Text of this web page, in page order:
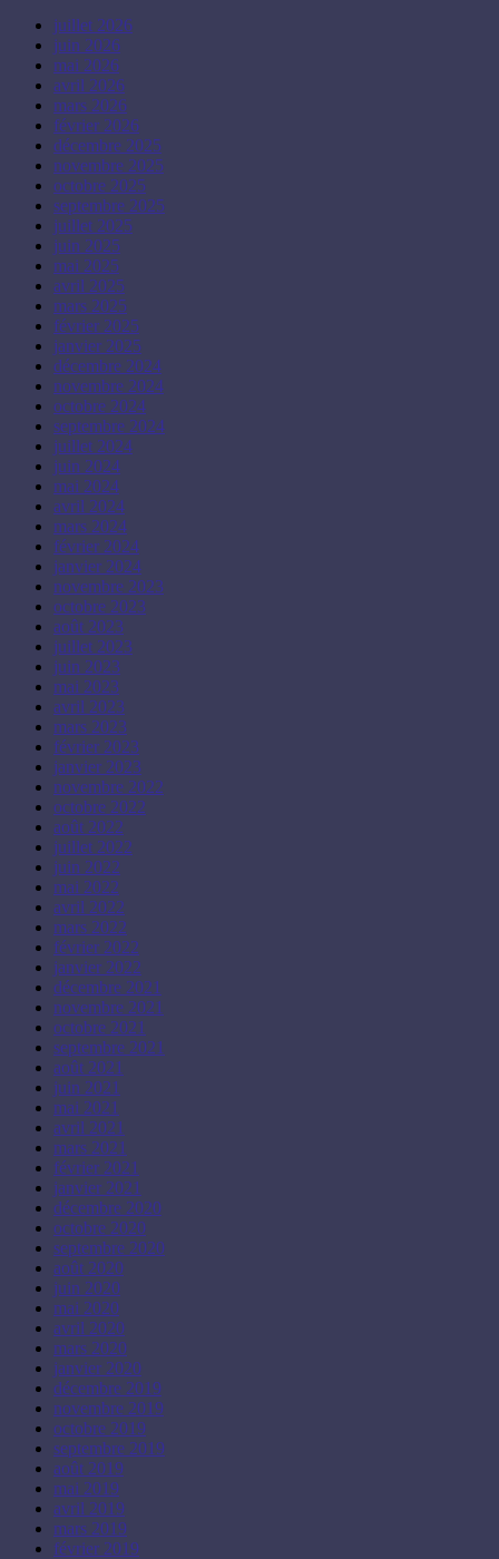
juillet 2026
juin 2026
mai 2026
avril 2026
mars 2026
février 2026
décembre 2025
novembre 2025
octobre 2025
septembre 2025
juillet 2025
juin 2025
mai 2025
avril 2025
mars 2025
février 2025
janvier 2025
décembre 2024
novembre 2024
octobre 2024
septembre 2024
juillet 2024
juin 2024
mai 2024
avril 2024
mars 2024
février 2024
janvier 2024
novembre 2023
octobre 2023
août 2023
juillet 2023
juin 2023
mai 2023
avril 2023
mars 2023
février 2023
janvier 2023
novembre 2022
octobre 2022
août 2022
juillet 2022
juin 2022
mai 2022
avril 2022
mars 2022
février 2022
janvier 2022
décembre 2021
novembre 2021
octobre 2021
septembre 2021
août 2021
juin 2021
mai 2021
avril 2021
mars 2021
février 2021
janvier 2021
décembre 2020
octobre 2020
septembre 2020
août 2020
juin 2020
mai 2020
avril 2020
mars 2020
janvier 2020
décembre 2019
novembre 2019
octobre 2019
septembre 2019
août 2019
mai 2019
avril 2019
mars 2019
février 2019